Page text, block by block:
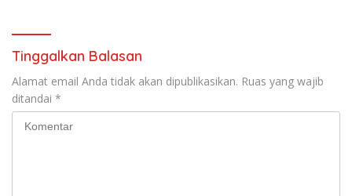
Tinggalkan Balasan
Alamat email Anda tidak akan dipublikasikan. Ruas yang wajib
ditandai *